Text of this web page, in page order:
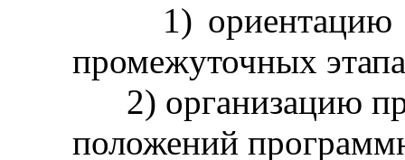
1) ориентацию
промежуточных
2) организацию
положений